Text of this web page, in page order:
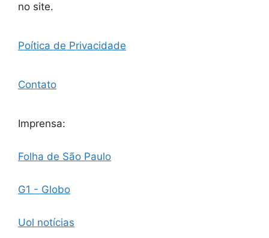
no site.
Poítica de Privacidade
Contato
Imprensa:
Folha de São Paulo
G1 - Globo
Uol notícias